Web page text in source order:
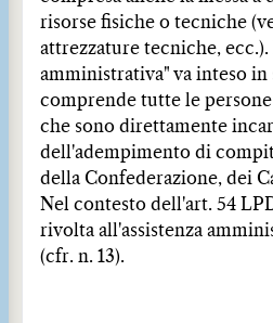
risorse fisiche o tecniche
attrezzature tecniche,
amministrativa" va inteso in
comprende tutte le
che sono direttamente
dell'adempimento di
della Confederazione, dei
Nel contesto dell'art. 54
rivolta all'assistenza
(cfr. n. 13).